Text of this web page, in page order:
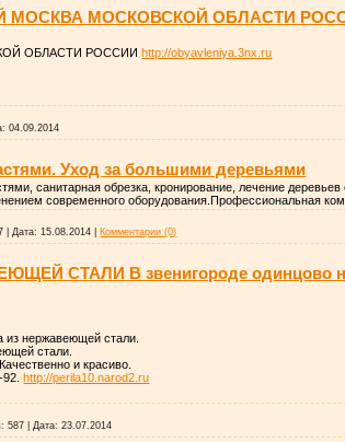
МОСКВА МОСКОВСКОЙ ОБЛАСТИ
ОБЛАСТИ РОССИИ http://obyavleniya.3nx.ru
04.09.2014
Уход за большими деревьями
санитарная обрезка, кронирование, лечение
современного оборудования.Профессиональная
Дата: 15.08.2014 Комментарии (0)
СТАЛИ В звенигороде одинцово
нержавеющей стали.
стали.
и красиво.
http://perila10.narod2.ru
587 Дата: 23.07.2014